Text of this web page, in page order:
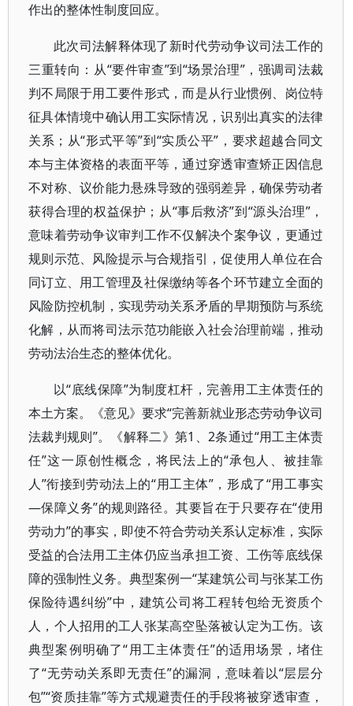
作出的整体性制度回应。
此次司法解释体现了新时代劳动争议司法工作的
三重转向：从“要件审查”到“场景治理”，强调司法裁
判不局限于用工要件形式，而是从行业惯例、岗位特
征具体情境中确认用工实际情况，识别出真实的法律
关系；从“形式平等”到“实质公平”，要求超越合同文
本与主体资格的表面平等，通过穿透审查矫正因信息
不对称、议价能力悬殊导致的强弱差异，确保劳动者
获得合理的权益保护；从“事后救济”到“源头治理”，
意味着劳动争议审判工作不仅解决个案争议，更通过
规则示范、风险提示与合规指引，促使用人单位在合
同订立、用工管理及社保缴纳等各个环节建立全面的
风险防控机制，实现劳动关系矛盾的早期预防与系统
化解，从而将司法示范功能嵌入社会治理前端，推动
劳动法治生态的整体优化。
以“底线保障”为制度杠杆，完善用工主体责任的
本土方案。《意见》要求“完善新就业形态劳动争议司
法裁判规则”。《解释二》第1、2条通过“用工主体责
任”这一原创性概念，将民法上的“承包人、被挂靠
人”衔接到劳动法上的“用工主体”，形成了“用工事实
—保障义务”的规则路径。其要旨在于只要存在“使用
劳动力”的事实，即使不符合劳动关系认定标准，实际
受益的合法用工主体仍应当承担工资、工伤等底线保
障的强制性义务。典型案例一“某建筑公司与张某工伤
保险待遇纠纷”中，建筑公司将工程转包给无资质个
人，个人招用的工人张某高空坠落被认定为工伤。该
典型案例明确了“用工主体责任”的适用场景，堵住
了“无劳动关系即无责任”的漏洞，意味着以“层层分
包”“资质挂靠”等方式规避责任的手段将被穿透审查，